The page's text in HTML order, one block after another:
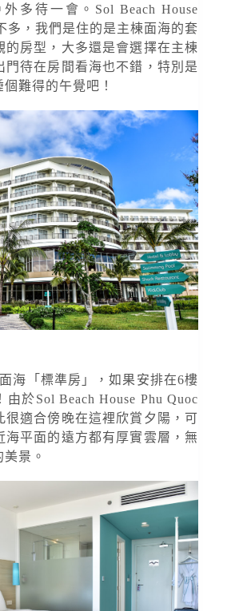
多待一會。Sol Beach House
多，我們是住的是主棟面海的套
的房型，大多還是會選擇在主棟
門待在房間看海也不錯，特別是
難得的午覺吧！
海「標準房」，如果安排在6樓
於Sol Beach House Phu Quoc
很適合傍晚在這裡欣賞夕陽，可
海平面的遠方都有厚實雲層，無
景。